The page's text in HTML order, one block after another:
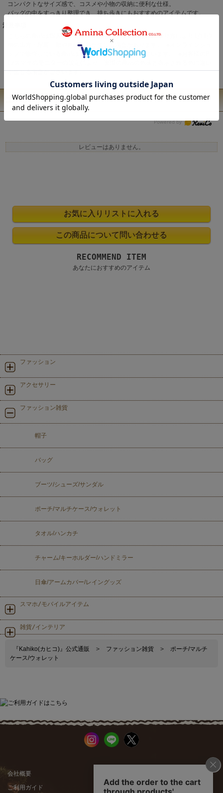
コンパクトなサイズ感で、コスメや小物の収納に便利な仕様。
バッグの中をすっきり整理でき、持ち歩きにもおすすめのアイテムです。
注意事項
こちらの商品は職人による手作りとなります。 ◆生地の取り方により1点1点
柄の出方・配置、形や色に誤差が生じる場合があります。 ◆オンラインショ
ップで販売している商品は、実店舗と在庫を共有しています。 ◆お客様のP
が生じる場合がございます。
ユーザーレビュー
レビューはありません。
RECOMMEND ITEM
あなたにおすすめのアイテム
ファッション
アクセサリー
ファッション雑貨
帽子
バッグ
ブーツ/シューズ/サンダル
ポーチ/マルチケース/ウォレット
タオル/ハンカチ
チャーム/キーホルダー/ハンドミラー
日傘/アームカバー/レイングッズ
スマホ/モバイルアイテム
雑貨/インテリア
『Kahiko(カヒコ)』公式通販 > ファッション雑貨 >
ポーチ/マルチ
ケース/ウォレット
会社概要
ご利用ガイド
店舗一覧